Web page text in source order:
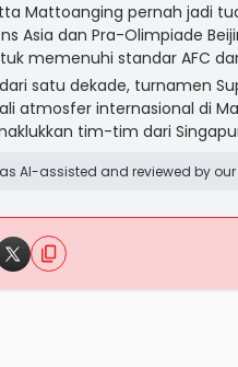
Mattoanging pernah jadi
Asia dan Pra-Olimpiade
memenuhi standar AFC dan
satu dekade, turnamen
atmosfer internasional di
tim-tim dari
AI-assisted and reviewed by